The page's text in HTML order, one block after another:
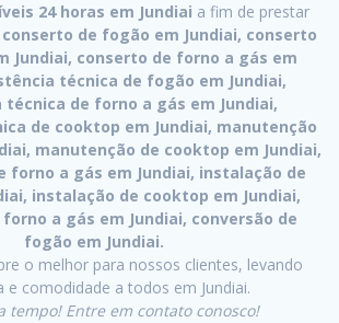
24 horas em Jundiai a fim de prestar
conserto de fogão em Jundiai, conserto
Jundiai, conserto de forno a gás em
técnica de fogão em Jundiai,
técnica de forno a gás em Jundiai,
de cooktop em Jundiai, manutenção
manutenção de cooktop em Jundiai,
forno a gás em Jundiai, instalação de
instalação de cooktop em Jundiai,
a gás em Jundiai, conversão de
fogão em Jundiai.
o melhor para nossos clientes, levando
e comodidade a todos em Jundiai.
tempo! Entre em contato conosco!